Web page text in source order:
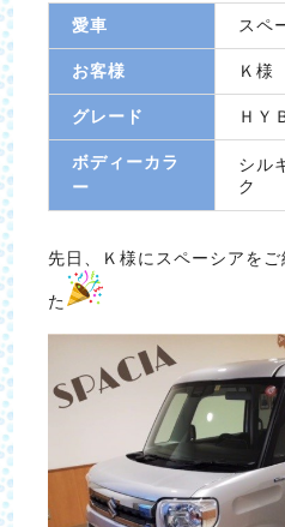
愛車 スペ
お客様 Ｋ様
グレード ＨＹ
ボディーカラ
ー
シル
ク
先日、Ｋ様にスペーシアを
た